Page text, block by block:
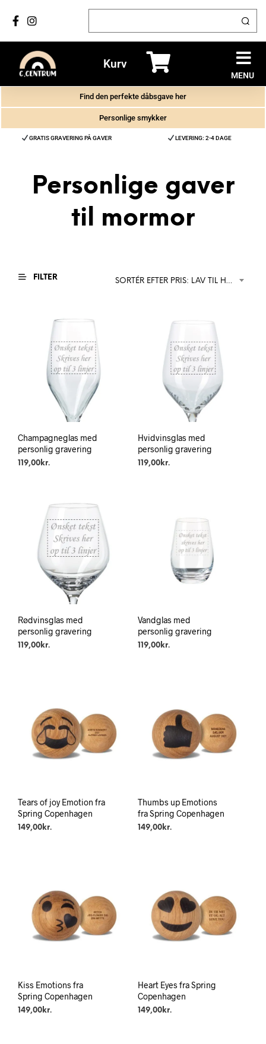
Kurv
MENU
Find den perfekte dåbsgave her
Personlige smykker
GRATIS GRAVERING PÅ GAVER LEVERING: 2-4 DAGE
Personlige gaver
til mormor
FILTER
Champagneglas med
personlig gravering
119,00 kr.
Hvidvinsglas med
personlig gravering
119,00kr.
Rødvinsglas med
personlig gravering
119,00 kr.
Vandglas med
personlig gravering
119,00kr.
Tears of joy Emotion fra
Spring Copenhagen
149,00 kr.
Thumbs up Emotions
fra Spring Copenhagen
149,00kr.
Kiss Emotions fra
Spring Copenhagen
149,00 kr.
Heart Eyes fra Spring
Copenhagen
149,00kr.